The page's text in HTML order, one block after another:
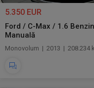
5.350 EUR
Ford / C-Max / 1.6
Manuală
Monovolum | 2013 | 208.234